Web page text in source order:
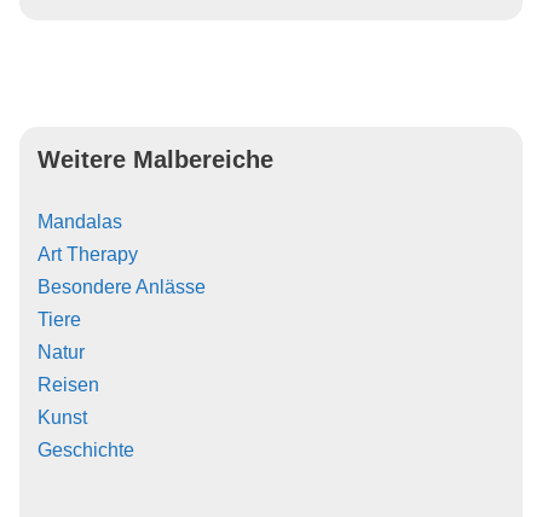
Weitere Malbereiche
Mandalas
Art Therapy
Besondere Anlässe
Tiere
Natur
Reisen
Kunst
Geschichte